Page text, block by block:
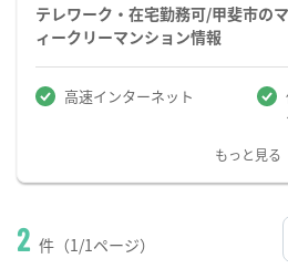
テレワーク・在宅勤務可/甲斐市の
ィークリーマンション情報
高速インターネット
もっと見る
2 件（1/1ページ）